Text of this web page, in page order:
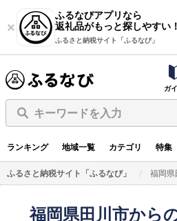
ふるなびアプリなら
返礼品がもっと探しやすい！
ふるさと納税サイト「ふるなび」
ガ
キーワードを入力
ランキング 地域一覧 カテゴリ 特集
ふるさと納税サイト「ふるなび」 福岡県
福岡県田川市から